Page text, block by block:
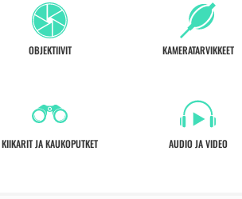
OBJEKTIIVIT
KIIKARIT JA KAUKOPUTKET
KAMERATARVIKKEET
AUDIO JA VIDEO